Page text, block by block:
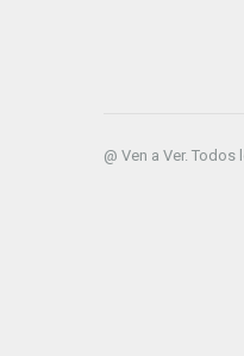
@ Ven a Ver.